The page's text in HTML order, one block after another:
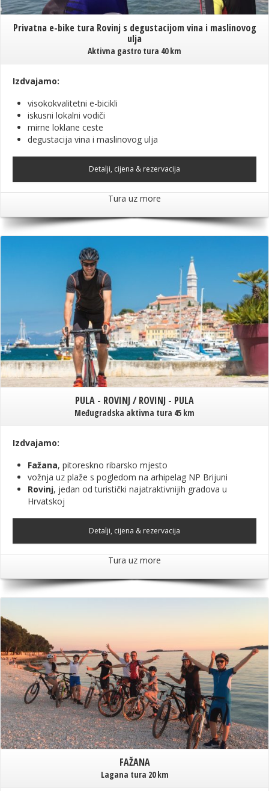
Privatna e-bike tura Rovinj s degustacijom vina i maslinovog
ulja
Aktivna gastro tura 40 km
Izdvajamo:
visokokvalitetni e-bicikli
iskusni lokalni vodiči
mirne loklane ceste
degustacija vina i maslinovog ulja
Detalji, cijena & rezervacija
Tura uz more
PULA - ROVINJ / ROVINJ - PULA
Međugradska aktivna tura 45 km
Izdvajamo:
Fažana, pitoreskno ribarsko mjesto
vožnja uz plaže s pogledom na arhipelag NP Brijuni
Rovinj, jedan od turistički najatraktivnijih gradova u
Hrvatskoj
Detalji, cijena & rezervacija
Tura uz more
FAŽANA
Lagana tura 20 km